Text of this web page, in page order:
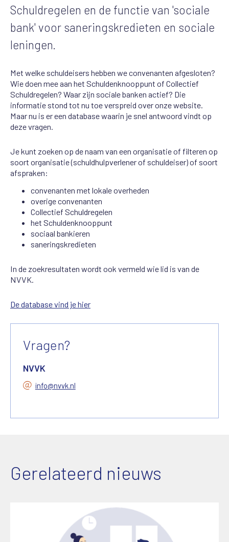
Schuldregelen en de functie van 'sociale
bank' voor saneringskredieten en sociale
leningen.
Met welke schuldeisers hebben we convenanten afgesloten?
Wie doen mee aan het Schuldenknooppunt of Collectief
Schuldregelen? Waar zijn sociale banken actief? Die
informatie stond tot nu toe verspreid over onze website.
Maar nu is er een database waarin je snel antwoord vindt op
deze vragen.
Je kunt zoeken op de naam van een organisatie of filteren op
soort organisatie (schuldhulpverlener of schuldeiser) of soort
afspraken:
convenanten met lokale overheden
overige convenanten
Collectief Schuldregelen
het Schuldenknooppunt
sociaal bankieren
saneringskredieten
In de zoekresultaten wordt ook vermeld wie lid is van de
NVVK.
De database vind je hier
Vragen?
NVVK
info@nvvk.nl
Gerelateerd nieuws